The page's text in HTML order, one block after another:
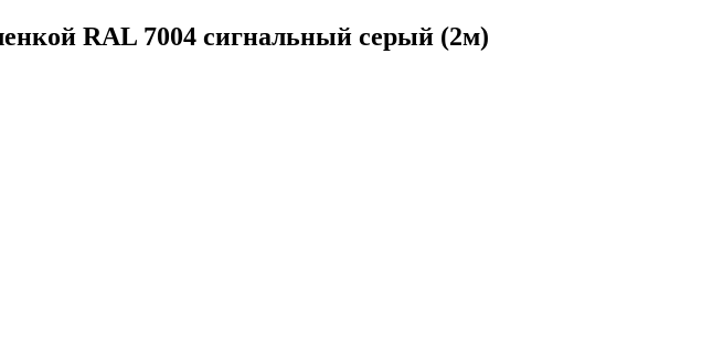
RAL 7004 сигнальный серый (2м)